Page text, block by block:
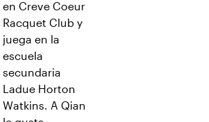
en Creve Coeur
Racquet Club y
juega en la
escuela
secundaria
Ladue Horton
Watkins. A Qian